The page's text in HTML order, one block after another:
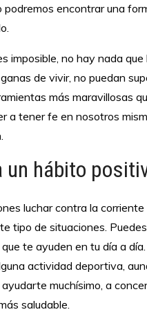
podremos encontrar una
imposible, no hay nada que
de vivir, no puedan
más maravillosas
a tener fe en nosotros
un hábito
luchar contra la corriente
tipo de situaciones.
te ayuden en tu día a
actividad deportiva,
muchísimo, a
saludable.